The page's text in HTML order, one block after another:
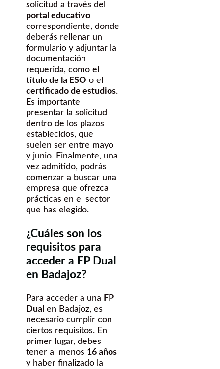
solicitud a través del
portal educativo
correspondiente, donde
deberás rellenar un
formulario y adjuntar la
documentación
requerida, como el
título de la ESO o el
certificado de estudios.
Es importante
presentar la solicitud
dentro de los plazos
establecidos, que
suelen ser entre mayo
y junio. Finalmente, una
vez admitido, podrás
comenzar a buscar una
empresa que ofrezca
prácticas en el sector
que has elegido.
¿Cuáles son los
requisitos para
acceder a FP Dual
en Badajoz?
Para acceder a una FP
Dual en Badajoz, es
necesario cumplir con
ciertos requisitos. En
primer lugar, debes
tener al menos 16 años
y haber finalizado la